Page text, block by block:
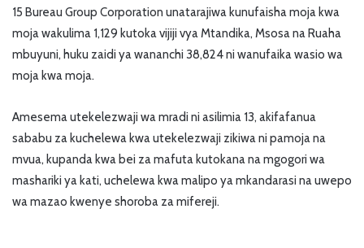
15 Bureau Group Corporation unatarajiwa kunufaisha moja kwa
moja wakulima 1,129 kutoka vijiji vya Mtandika, Msosa na Ruaha
mbuyuni, huku zaidi ya wananchi 38,824 ni wanufaika wasio wa
moja kwa moja.
Amesema utekelezwaji wa mradi ni asilimia 13, akifafanua
sababu za kuchelewa kwa utekelezwaji zikiwa ni pamoja na
mvua, kupanda kwa bei za mafuta kutokana na mgogori wa
mashariki ya kati, uchelewa kwa malipo ya mkandarasi na uwepo
wa mazao kwenye shoroba za mifereji.